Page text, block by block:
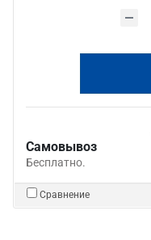
Самовывоз
Бесплатно.
Сравнение